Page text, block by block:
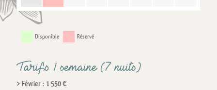
Disponible Réservé
Tarifs / semaine (7 nuits)
> Février : 1 550 €